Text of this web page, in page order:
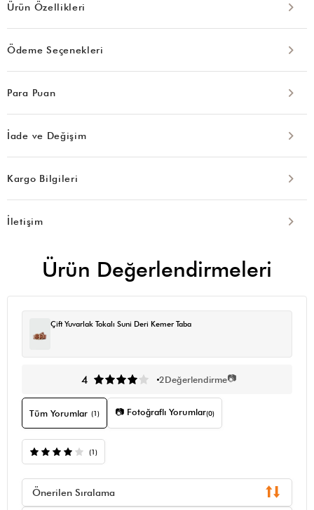
Ürün Özellikleri
Ödeme Seçenekleri
Para Puan
İade ve Değişim
Kargo Bilgileri
İletişim
Ürün Değerlendirmeleri
Çift Yuvarlak Tokalı Suni Deri Kemer Taba
4 2Değerlendirme📷
Tüm Yorumlar (1) 📷 Fotoğraflı Yorumlar(0)
(1)
Önerilen Sıralama